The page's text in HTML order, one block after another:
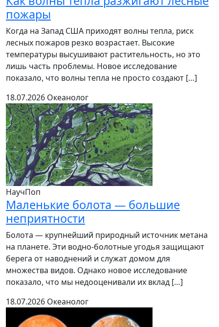
пожары
Когда на Запад США приходят волны тепла, риск
лесных пожаров резко возрастает. Высокие
температуры высушивают растительность, но это
лишь часть проблемы. Новое исследование
показало, что волны тепла не просто создают […]
18.07.2026 Океанолог
НаучПоп
Маленькие болота — большие
неприятности
Болота — крупнейший природный источник метана
на планете. Эти водно-болотные угодья защищают
берега от наводнений и служат домом для
множества видов. Однако новое исследование
показало, что мы недооценивали их вклад […]
18.07.2026 Океанолог